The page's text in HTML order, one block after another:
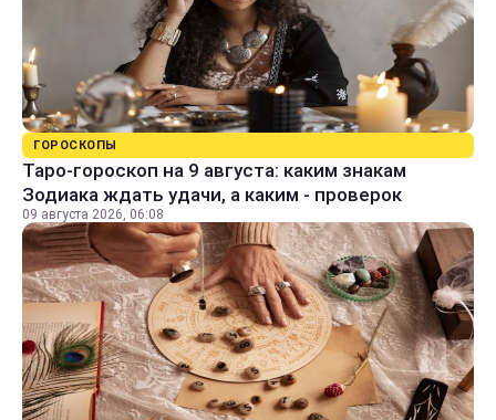
ГОРОСКОПЫ
Таро-гороскоп на 9 августа: каким знакам
Зодиака ждать удачи, а каким - проверок
09 августа 2026, 06:08